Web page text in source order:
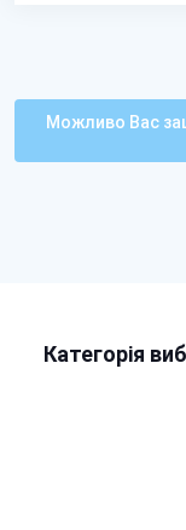
Можливо Вас
Категорія